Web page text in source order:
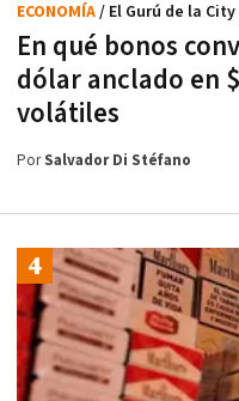
En qué bonos
dólar anclado en
volátiles
ECONOMÍA/ El Gurú de la City
PorSalvador Di Stéfano